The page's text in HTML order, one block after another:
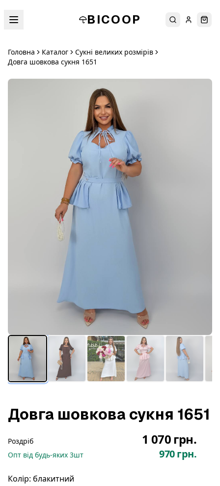
BICOOP ПошукУвійти
Головна Каталог
Сукні великих розмірів
Довга шовкова сукня 1651
Довга шовкова сукня 1651
Роздріб 1 070 грн.
Опт від будь-яких 3шт 970 грн.
Колір: блакитний